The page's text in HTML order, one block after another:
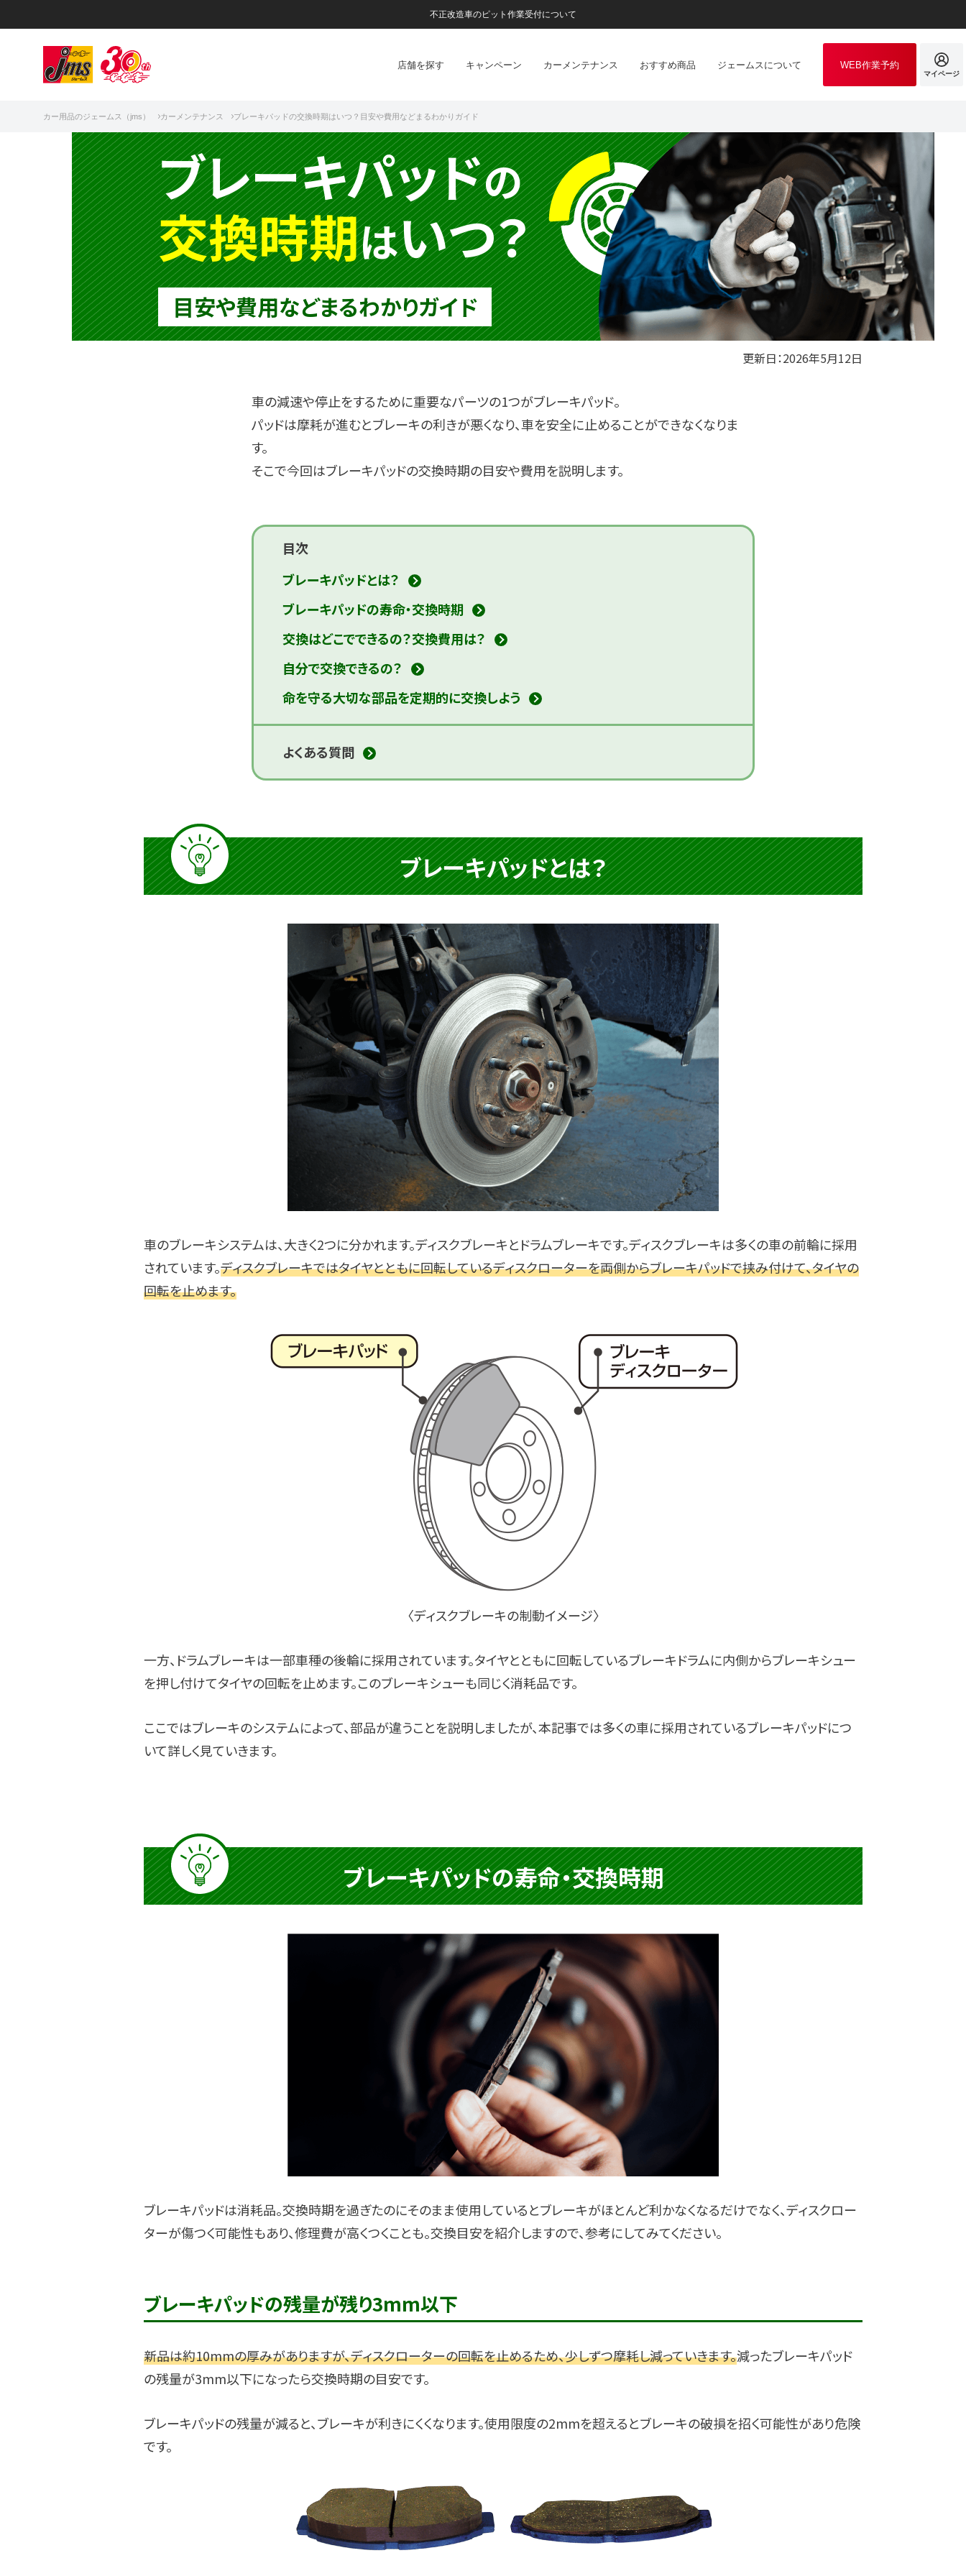
不正改造車のピット作業受付について
店舗を探す キャンペーン カーメンテナンス おすすめ商品 ジェームスについて WEB作業予約
マイページ
カー用品のジェームス（jms） カーメンテナンス ブレーキパッドの交換時期はいつ？目安や費用などまるわかりガイド
ブレーキパッドの
交換時期はいつ？
目安や費用などまるわかりガイド
更新日：2026年5月12日
車の減速や停止をするために重要なパーツの1つがブレーキパッド。
パッドは摩耗が進むとブレーキの利きが悪くなり、車を安全に止めることができなくなりま
す。
そこで今回はブレーキパッドの交換時期の目安や費用を説明します。
目次
ブレーキパッドとは？
ブレーキパッドの寿命・交換時期
交換はどこでできるの？交換費用は？
自分で交換できるの？
命を守る大切な部品を定期的に交換しよう
よくある質問
ブレーキパッドとは？
車のブレーキシステムは、大きく2つに分かれます。ディスクブレーキとドラムブレーキです。ディスクブレーキは多くの車の前輪に採用
されています。ディスクブレーキではタイヤとともに回転しているディスクローターを両側からブレーキパッドで挟み付けて、タイヤの
回転を止めます。
〈ディスクブレーキの制動イメージ〉
一方、ドラムブレーキは一部車種の後輪に採用されています。タイヤとともに回転しているブレーキドラムに内側からブレーキシュー
を押し付けてタイヤの回転を止めます。このブレーキシューも同じく消耗品です。
ここではブレーキのシステムによって、部品が違うことを説明しましたが、本記事では多くの車に採用されているブレーキパッドにつ
いて詳しく見ていきます。
ブレーキパッドの寿命・交換時期
ブレーキパッドは消耗品。交換時期を過ぎたのにそのまま使用しているとブレーキがほとんど利かなくなるだけでなく、ディスクロー
ターが傷つく可能性もあり、修理費が高くつくことも。交換目安を紹介しますので、参考にしてみてください。
ブレーキパッドの残量が残り3mm以下
新品は約10mmの厚みがありますが、ディスクローターの回転を止めるため、少しずつ摩耗し減っていきます。減ったブレーキパッド
の残量が3mm以下になったら交換時期の目安です。
ブレーキパッドの残量が減ると、ブレーキが利きにくくなります。使用限度の2mmを超えるとブレーキの破損を招く可能性があり危険
です。